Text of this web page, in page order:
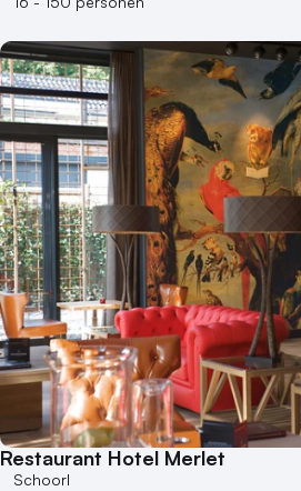
Hybride events
Industriële locatie
Kasteel en landgoed
Kleine / intieme locatie
Locaties aan zee
Museum
Theater
Varende locatie
Restaurant Hotel Merlet
Schoorl